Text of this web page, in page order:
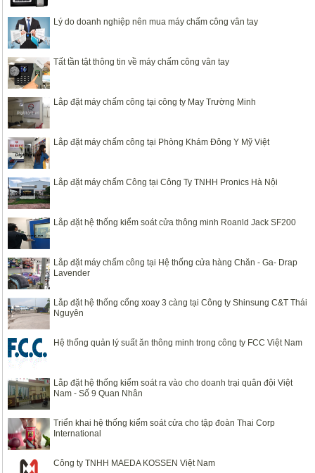
Lý do doanh nghiệp nên mua máy chấm công vân tay
Tất tần tật thông tin về máy chấm công vân tay
Lắp đặt máy chấm công tại công ty May Trường Minh
Lắp đặt máy chấm công tại Phòng Khám Đông Y Mỹ Việt
Lắp đặt máy chấm Công tại Công Ty TNHH Pronics Hà Nội
Lắp đặt hệ thống kiểm soát cửa thông minh Roanld Jack SF200
Lắp đặt máy chấm công tại Hệ thống cửa hàng Chăn - Ga- Drap
Lavender
Lắp đặt hệ thống cổng xoay 3 càng tại Công ty Shinsung C&T Thái
Nguyên
Hệ thống quản lý suất ăn thông minh trong công ty FCC Việt Nam
Lắp đặt hệ thống kiểm soát ra vào cho doanh trại quân đội Việt
Nam - Số 9 Quan Nhân
Triển khai hệ thống kiểm soát cửa cho tập đoàn Thai Corp
International
Công ty TNHH MAEDA KOSSEN Việt Nam